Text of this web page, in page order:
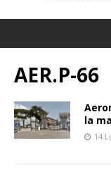
AER.P-66
la
14